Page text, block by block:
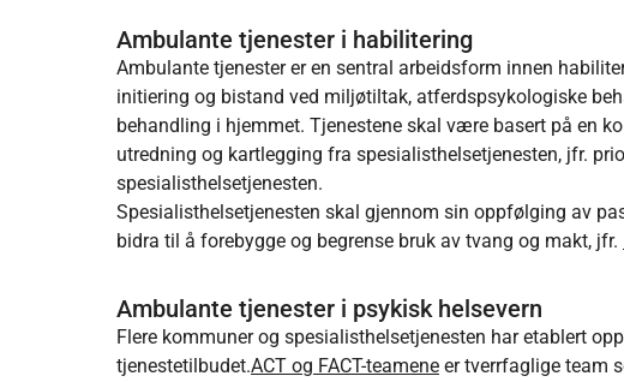
Ambulante tjenester i habilitering
Ambulante tjenester er en sentral arbeidsform innen
initiering og bistand ved miljøtiltak, atferdspsykologiske
behandling i hjemmet. Tjenestene skal være basert på en
utredning og kartlegging fra spesialisthelsetjenesten, jfr.
spesialisthelsetjenesten.
Spesialisthelsetjenesten skal gjennom sin oppfølging av
bidra til å forebygge og begrense bruk av tvang og makt, jfr.
Ambulante tjenester i psykisk helsevern
Flere kommuner og spesialisthelsetjenesten har etablert
tjenestetilbudet.ACT og FACT-teamene er tverrfaglige team